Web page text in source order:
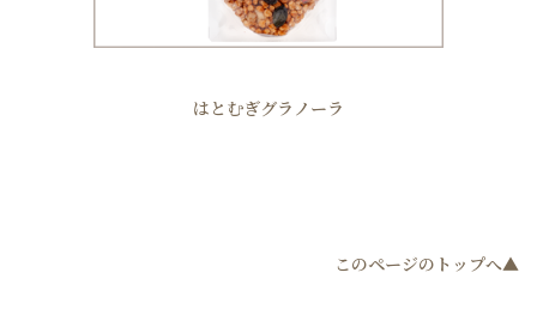
はとむぎグラノーラ
このページのトップへ▲